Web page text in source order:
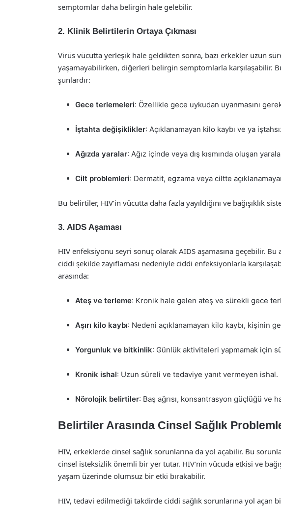
semptomlar daha belirgin hale gelebilir.
2. Klinik Belirtilerin Ortaya Çıkması
Virüs vücutta yerleşik hale geldikten sonra, bazı erkekler uzun
yaşamayabilirken, diğerleri belirgin semptomlarla karşılaşabilir.
şunlardır:
Gece terlemeleri: Özellikle gece uykudan uyanmasını
İştahta değişiklikler: Açıklanamayan kilo kaybı ve ya
Ağızda yaralar: Ağız içinde veya dış kısmında oluşan
Cilt problemleri: Dermatit, egzama veya ciltte
Bu belirtiler, HIV’in vücutta daha fazla yayıldığını ve bağışıklık
3. AIDS Aşaması
HIV enfeksiyonu seyri sonuç olarak AIDS aşamasına geçebilir. Bu
ciddi şekilde zayıflaması nedeniyle ciddi enfeksiyonlarla
arasında:
Ateş ve terleme: Kronik hale gelen ateş ve sürekli gece
Aşırı kilo kaybı: Nedeni açıklanamayan kilo kaybı, kişinin
Yorgunluk ve bitkinlik: Günlük aktiviteleri yapmamak için
Kronik ishal: Uzun süreli ve tedaviye yanıt vermeyen ishal.
Nörolojik belirtiler: Baş ağrısı, konsantrasyon güçlüğü ve
Belirtiler Arasında Cinsel Sağlık
HIV, erkeklerde cinsel sağlık sorunlarına da yol açabilir. Bu
cinsel isteksizlik önemli bir yer tutar. HIV’nin vücuda etkisi ve
yaşam üzerinde olumsuz bir etki bırakabilir.
HIV, tedavi edilmediği takdirde ciddi sağlık sorunlarına yol açan